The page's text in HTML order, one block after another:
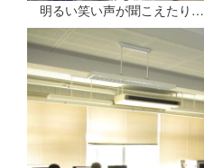
明るい笑い声が聞こえたり…